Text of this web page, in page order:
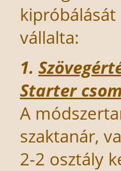
vállalta:
1.
Starter
A
szaktanár,
2-2 osztály